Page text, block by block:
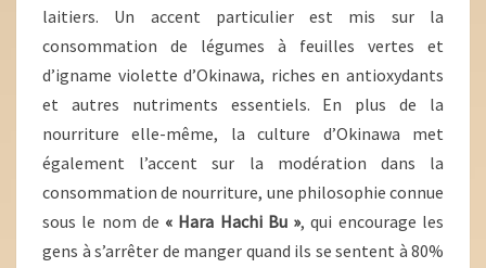
laitiers. Un accent particulier est mis sur la
consommation de légumes à feuilles vertes et
d’igname violette d’Okinawa, riches en antioxydants
et autres nutriments essentiels. En plus de la
nourriture elle-même, la culture d’Okinawa met
également l’accent sur la modération dans la
consommation de nourriture, une philosophie connue
sous le nom de « Hara Hachi Bu », qui encourage les
gens à s’arrêter de manger quand ils se sentent à 80%